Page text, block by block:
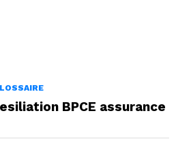
BPCE assurance